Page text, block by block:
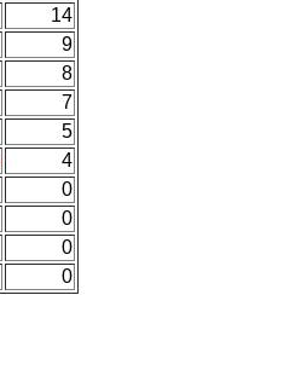
14
9
8
7
5
4
0
0
0
0